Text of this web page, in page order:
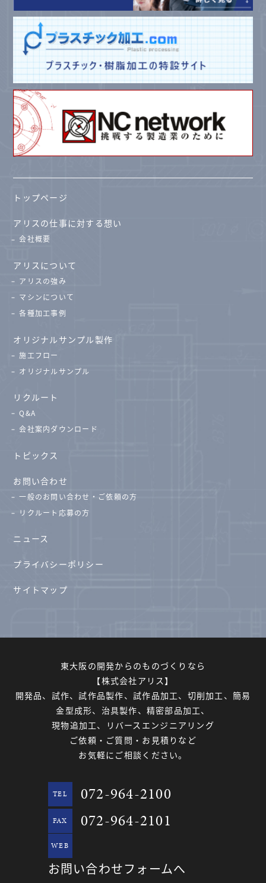
トップページ
アリスの仕事に対する想い
会社概要
アリスについて
アリスの強み
マシンについて
各種加工事例
オリジナルサンプル製作
施工フロー
オリジナルサンプル
リクルート
Q&A
会社案内ダウンロード
トピックス
お問い合わせ
一般のお問い合わせ・ご依頼の方
リクルート応募の方
ニュース
プライバシーポリシー
サイトマップ
東大阪の開発からのものづくりなら
【株式会社アリス】
開発品、試作、試作品製作、試作品加工、切削加工、簡易
金型成形、治具製作、精密部品加工、
現物追加工、リバースエンジニアリング
ご依頼・ご質問・お見積りなど
お気軽にご相談ください。
TEL 072-964-2100
FAX 072-964-2101
WEB
お問い合わせフォームへ